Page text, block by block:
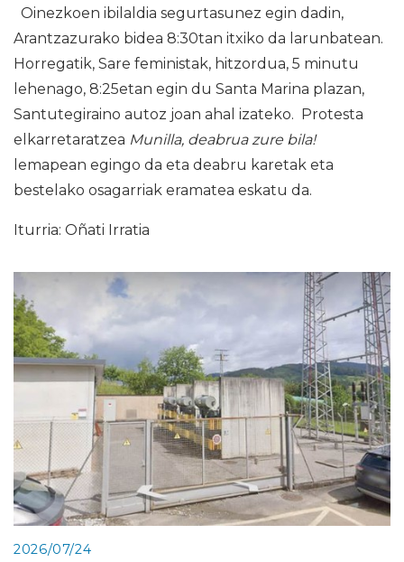
Oinezkoen ibilaldia segurtasunez egin dadin,
Arantzazurako bidea 8:30tan itxiko da larunbatean.
Horregatik, Sare feministak, hitzordua, 5 minutu
lehenago, 8:25etan egin du Santa Marina plazan,
Santutegiraino autoz joan ahal izateko. Protesta
elkarretaratzea Munilla, deabrua zure bila!
lemapean egingo da eta deabru karetak eta
bestelako osagarriak eramatea eskatu da.
Iturria: Oñati Irratia
2026/07/24